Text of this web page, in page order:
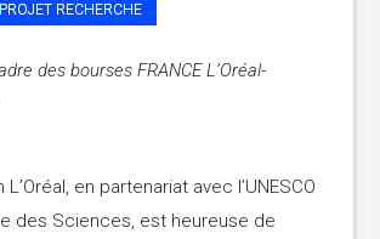
RECHERCHE
des bourses FRANCE L’Oréal-
en partenariat avec l’UNESCO
des Sciences, est heureuse de